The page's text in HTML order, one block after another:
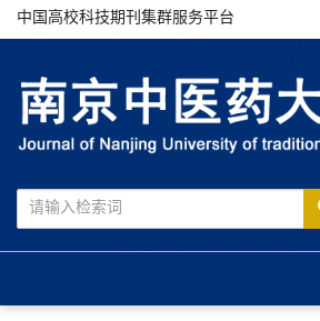
中国高校科技期刊集群服务平台